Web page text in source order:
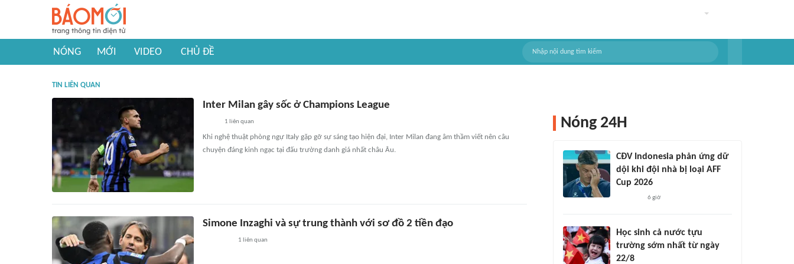
NÓNG MỚI VIDEO CHỦ ĐỀ
TIN LIÊN QUAN
Inter Milan gây sốc ở Champions League
1 liên quan
Khi nghệ thuật phòng ngự Italy gặp gỡ sự sáng tạo hiện đại, Inter Milan đang âm thầm viết nên câu
chuyện đáng kinh ngạc tại đấu trường danh giá nhất châu Âu.
Simone Inzaghi và sự trung thành với sơ đồ 2 tiền đạo
1 liên quan
Nóng 24H
CĐV Indonesia phản ứng dữ
dội khi đội nhà bị loại AFF
Cup 2026
6 giờ
Học sinh cả nước tựu
trường sớm nhất từ ngày
22/8